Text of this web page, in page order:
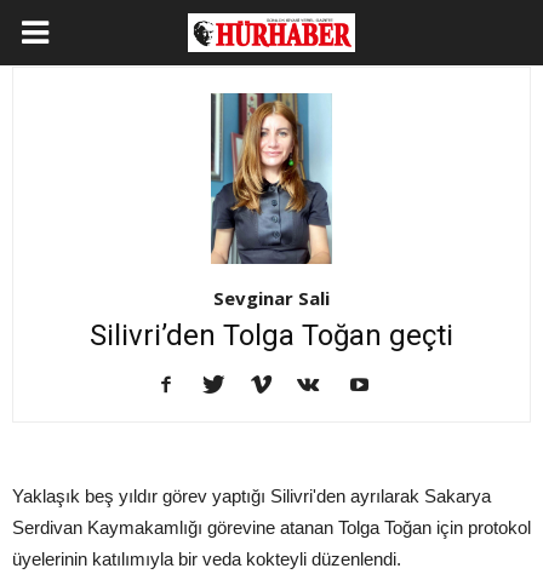
Sevginar Sali
Silivri’den Tolga Toğan geçti
Yaklaşık beş yıldır görev yaptığı Silivri'den ayrılarak Sakarya
Serdivan Kaymakamlığı görevine atanan Tolga Toğan için protokol
üyelerinin katılımıyla bir veda kokteyli düzenlendi.